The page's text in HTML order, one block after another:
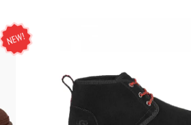
NEW